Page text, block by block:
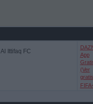
Al Ittifaq FC
App
(Ver